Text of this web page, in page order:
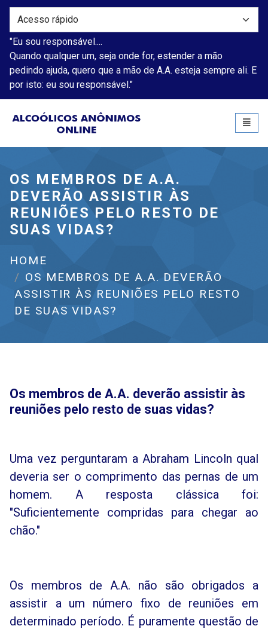
"Eu sou responsável....
Quando qualquer um, seja onde for, estender a mão
pedindo ajuda, quero que a mão de A.A. esteja sempre ali. E
por isto: eu sou responsável."
Alcoólicos AnônimosToggle
OS MEMBROS DE A.A.
DEVERÃO ASSISTIR ÀS
REUNIÕES PELO RESTO DE
SUAS VIDAS?
HOME
OS MEMBROS DE A.A. DEVERÃO
ASSISTIR ÀS REUNIÕES PELO RESTO
DE SUAS VIDAS?
Os membros de A.A. deverão assistir às
reuniões pelo resto de suas vidas?
Uma vez perguntaram a Abraham Lincoln qual
deveria ser o comprimento das pernas de um
homem. A resposta clássica foi:
"Suficientemente compridas para chegar ao
chão."
Os membros de A.A. não são obrigados a
assistir a um número fixo de reuniões em
determinado período. É puramente questão de